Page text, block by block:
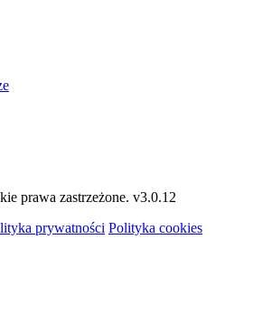
prawa zastrzeżone. v3.0.12
prywatności Polityka cookies